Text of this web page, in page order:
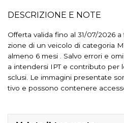
DESCRIZIONE E NOTE
Offerta valida fino al 31/07/2026
zione di un veicolo di categoria
almeno 6 mesi . Salvo errori e
a intendersi IPT e contributo per
sclusi. Le immagini presentate
tivo e possono contenere